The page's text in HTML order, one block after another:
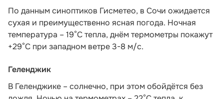
По данным синоптиков Гисметео, в Сочи ожидается
сухая и преимущественно ясная погода. Ночная
температура – 19°C тепла, днём термометры покажут
+29°C при западном ветре 3-8 м/с.
Геленджик
В Геленджике – солнечно, при этом обойдётся без